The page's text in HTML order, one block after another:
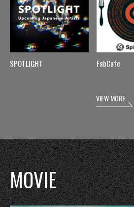
SPOTLIGHT FabCafe
VIEW MORE
MOVIE